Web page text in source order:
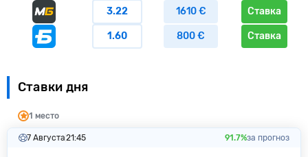
3.22 1610 € Ставка
1.60 800 € Ставка
Ставки дня
1 место
7 Августа21:45 91.7%за прогноз